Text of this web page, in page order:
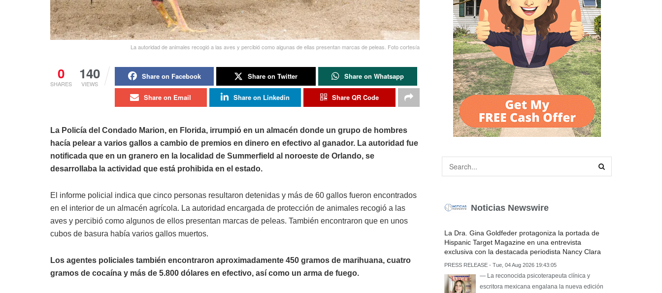
La autoridad de animales recogió a las aves y percibió como algunas de ellas presentan marcas de peleas. Foto cortesía
0
SHARES
140
VIEWS
Share on Facebook Share on Twitter Share on Whatsapp
Share on Email Share on Linkedin Share QR Code
La Policía del Condado Marion, en Florida, irrumpió en un almacén donde un grupo de hombres
hacía pelear a varios gallos a cambio de premios en dinero en efectivo al ganador. La autoridad fue
notificada que en un granero en la localidad de Summerfield al noroeste de Orlando, se
desarrollaba la actividad que está prohibida en el estado.
El informe policial indica que cinco personas resultaron detenidas y más de 60 gallos fueron encontrados
en el interior de un almacén agrícola. La autoridad encargada de protección de animales recogió a las
aves y percibió como algunos de ellos presentan marcas de peleas. También encontraron que en unos
cubos de basura había varios gallos muertos.
Los agentes policiales también encontraron aproximadamente 450 gramos de marihuana, cuatro
gramos de cocaína y más de 5.800 dólares en efectivo, así como un arma de fuego.
Noticias Newswire
La Dra. Gina Goldfeder protagoniza la portada de
Hispanic Target Magazine en una entrevista
exclusiva con la destacada periodista Nancy Clara
PRESS RELEASE - Tue, 04 Aug 2026 19:43:05
— La reconocida psicoterapeuta clínica y
escritora mexicana engalana la nueva edición